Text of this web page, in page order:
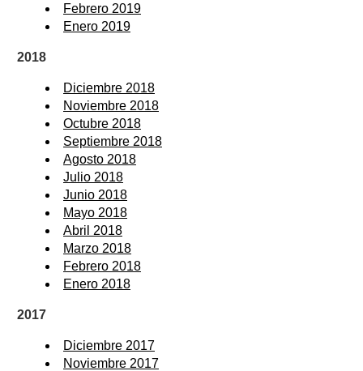
Febrero 2019
Enero 2019
2018
Diciembre 2018
Noviembre 2018
Octubre 2018
Septiembre 2018
Agosto 2018
Julio 2018
Junio 2018
Mayo 2018
Abril 2018
Marzo 2018
Febrero 2018
Enero 2018
2017
Diciembre 2017
Noviembre 2017